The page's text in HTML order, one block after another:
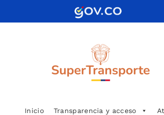
Inicio
Transparencia y acceso